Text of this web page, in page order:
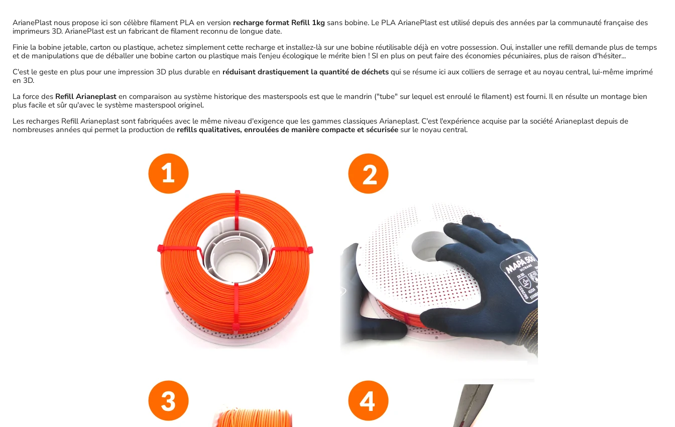
ArianePlast nous propose ici son célèbre filament PLA en version recharge format Refill 1kg sans bobine. Le PLA ArianePlast est utilisé depuis des années par la communauté française des
imprimeurs 3D. ArianePlast est un fabricant de filament reconnu de longue date.
Finie la bobine jetable, carton ou plastique, achetez simplement cette recharge et installez-là sur une bobine réutilisable déjà en votre possession. Oui, installer une refill demande plus de temps
et de manipulations que de déballer une bobine carton ou plastique mais l'enjeu écologique le mérite bien ! SI en plus on peut faire des économies pécuniaires, plus de raison d'hésiter...
C'est le geste en plus pour une impression 3D plus durable en réduisant drastiquement la quantité de déchets qui se résume ici aux colliers de serrage et au noyau central, lui-même imprimé
en 3D.
La force des Refill Arianeplast en comparaison au système historique des masterspools est que le mandrin ("tube" sur lequel est enroulé le filament) est fourni. Il en résulte un montage bien
plus facile et sûr qu'avec le système masterspool originel.
Les recharges Refill Arianeplast sont fabriquées avec le même niveau d'exigence que les gammes classiques Arianeplast. C'est l'expérience acquise par la société Arianeplast depuis de
nombreuses années qui permet la production de refills qualitatives, enroulées de manière compacte et sécurisée sur le noyau central.